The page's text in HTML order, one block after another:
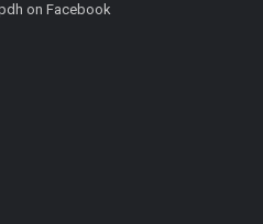
on Facebook